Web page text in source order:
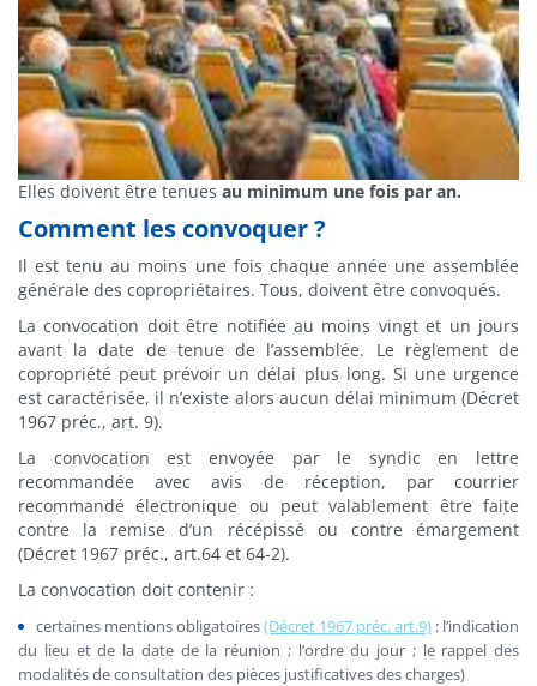
Elles doivent être tenues au minimum une fois par an.
Comment les convoquer ?
Il est tenu au moins une fois chaque année une assemblée
générale des copropriétaires. Tous, doivent être convoqués.
La convocation doit être notifiée au moins vingt et un jours
avant la date de tenue de l’assemblée. Le règlement de
copropriété peut prévoir un délai plus long. Si une urgence
est caractérisée, il n’existe alors aucun délai minimum (Décret
1967 préc., art. 9).
La convocation est envoyée par le syndic en lettre
recommandée avec avis de réception, par courrier
recommandé électronique ou peut valablement être faite
contre la remise d’un récépissé ou contre émargement
(Décret 1967 préc., art.64 et 64-2).
La convocation doit contenir :
certaines mentions obligatoires(Décret 1967 préc. art.9) : l’indication
du lieu et de la date de la réunion ; l’ordre du jour ; le rappel des
modalités de consultation des pièces justificatives des charges)